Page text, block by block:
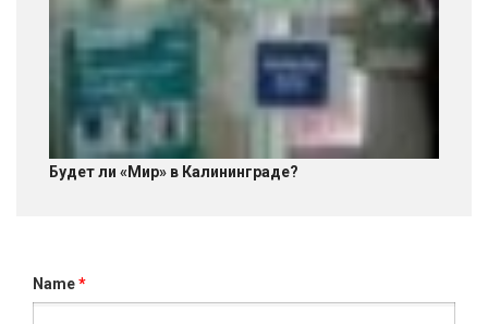
Будет ли «Мир» в Калининграде?
Name*